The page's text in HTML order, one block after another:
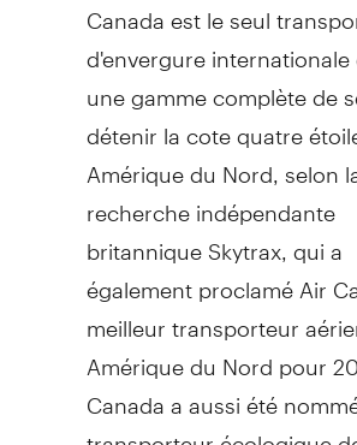
Canada est le seul
d'envergure
une gamme complète de
détenir la cote quatre
Amérique du Nord, selon
recherche indépendante
britannique Skytrax, qui a
également proclamé Air
meilleur transporteur
Amérique du Nord pour
Canada a aussi été
transporteur écologique